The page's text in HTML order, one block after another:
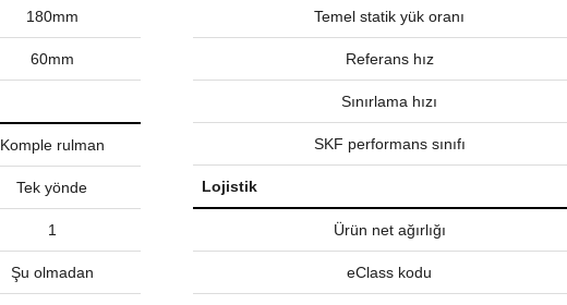
180mm
60mm
Komple rulman
Tek yönde
1
Şu olmadan
Temel statik yük oranı
Referans hız
Sınırlama hızı
SKF performans sınıfı
Lojistik
Ürün net ağırlığı
eClass kodu